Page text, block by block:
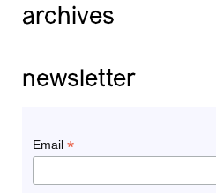
archives
newsletter
Email *